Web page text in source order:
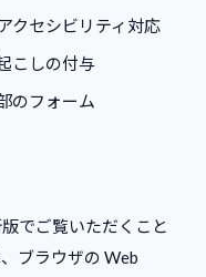
クセシビリティ対応
こしの付与
のフォーム
でご覧いただくこと
ブラウザの Web